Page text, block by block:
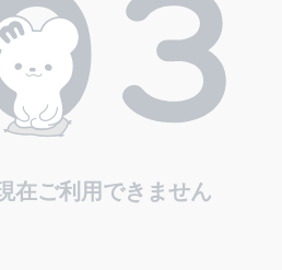
在ご利用できません